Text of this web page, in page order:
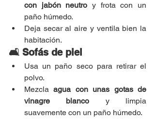
con jabón neutro y frota con un
paño húmedo.
Deja secar al aire y ventila bien la
habitación.
🛋 Sofás de piel
Usa un paño seco para retirar el
polvo.
Mezcla agua con unas gotas de
vinagre blanco y limpia
suavemente con un paño húmedo.